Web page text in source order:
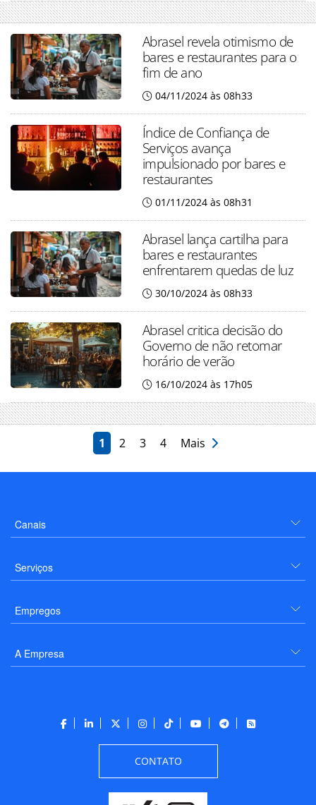
Abrasel revela otimismo de
bares e restaurantes para o
fim de ano
04/11/2024 às 08h33
Índice de Confiança de
Serviços avança
impulsionado por bares e
restaurantes
01/11/2024 às 08h31
Abrasel lança cartilha para
bares e restaurantes
enfrentarem quedas de luz
30/10/2024 às 08h33
Abrasel critica decisão do
Governo de não retomar
horário de verão
16/10/2024 às 17h05
1 2 3 4 Mais
Canais
Serviços
Empregos
A Empresa
CONTATO